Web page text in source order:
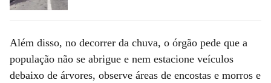
Além disso, no decorrer da chuva, o órgão pede que a
população não se abrigue e nem estacione veículos
debaixo de árvores, observe áreas de encostas e morros e